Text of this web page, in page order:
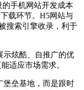
手机网站开发成本
载环节。H5网站与
搜索引擎收录，利于
炫酷、自推广的优
适应市场需求。
垒基地，而是跟时